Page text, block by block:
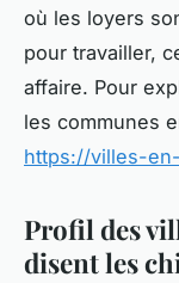
où les loyers
pour travailler,
affaire. Pour
les communes
https://villes-
Profil des
disent les